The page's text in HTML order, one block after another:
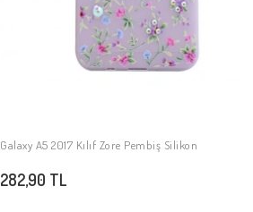
SEPETE EKLE
Galaxy A5 2017 Kılıf Zore Pembiş Silikon
282,90 TL